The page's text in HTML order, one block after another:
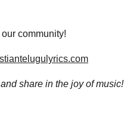
community!
share in the joy of music!